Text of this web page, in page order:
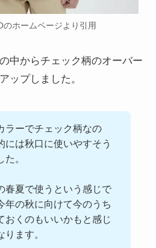
のホームページより引用
中からチェック柄のオーバー
ップしました。
ラーでチェック柄なの
には秋口に使いやすそう
。
春夏で使うという感じで
年の秋に向けて今のうち
おくのもいいかもと感じ
ります。